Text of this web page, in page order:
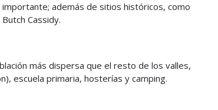
importante; además de sitios históricos, como
Cassidy.
más dispersa que el resto de los valles,
escuela primaria, hosterías y camping.